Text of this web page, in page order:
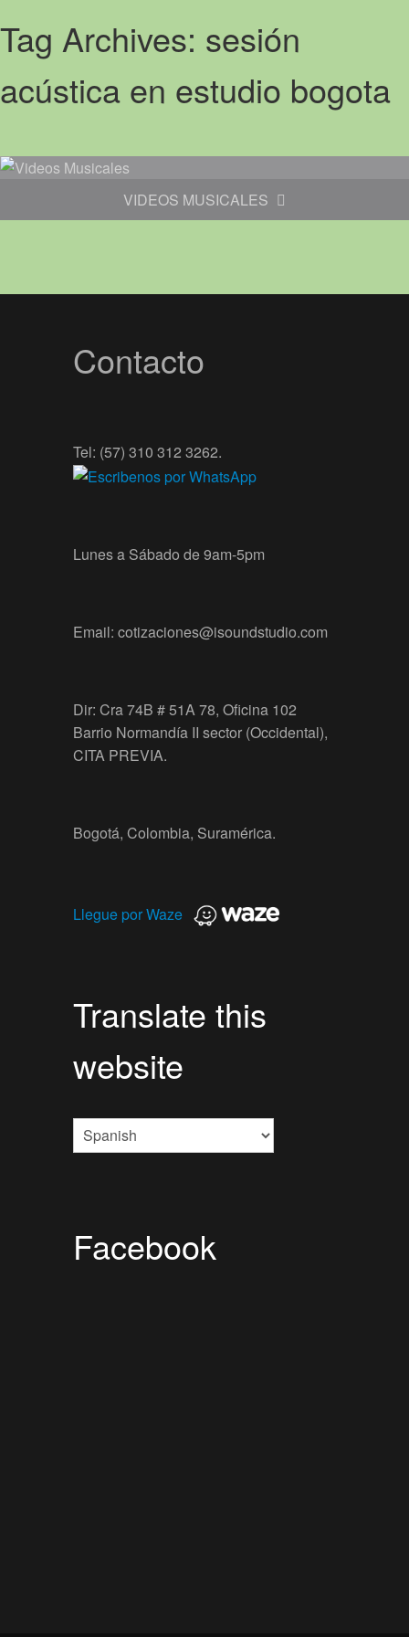
Tag Archives: sesión
acústica en estudio bogota
VIDEOS MUSICALES
Contacto
Tel: (57) 310 312 3262.
Lunes a Sábado de 9am-5pm
Email: cotizaciones@isoundstudio.com
Dir: Cra 74B # 51A 78, Oficina 102
Barrio Normandía II sector (Occidental),
CITA PREVIA.
Bogotá, Colombia, Suramérica.
Llegue por Waze
Translate this
website
Facebook